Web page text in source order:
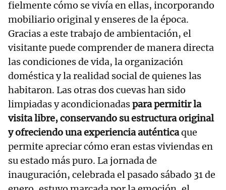
fielmente cómo se vivía en ellas, incorporando
mobiliario original y enseres de la época.
Gracias a este trabajo de ambientación, el
visitante puede comprender de manera directa
las condiciones de vida, la organización
doméstica y la realidad social de quienes las
habitaron. Las otras dos cuevas han sido
limpiadas y acondicionadaspara permitir la
visita libre, conservando su estructura original
y ofreciendo una experiencia auténticaque
permite apreciar cómo eran estas viviendas en
su estado más puro. La jornada de
inauguración, celebrada el pasado sábado 31 de